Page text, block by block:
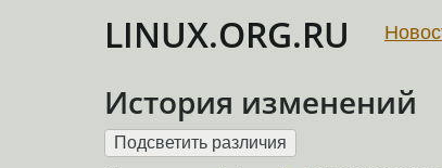
LINUX.ORG.RU
История изменений